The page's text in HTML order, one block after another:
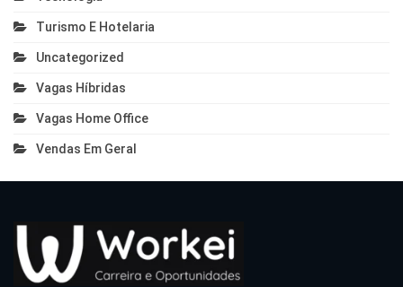
Turismo E Hotelaria
Uncategorized
Vagas Híbridas
Vagas Home Office
Vendas Em Geral